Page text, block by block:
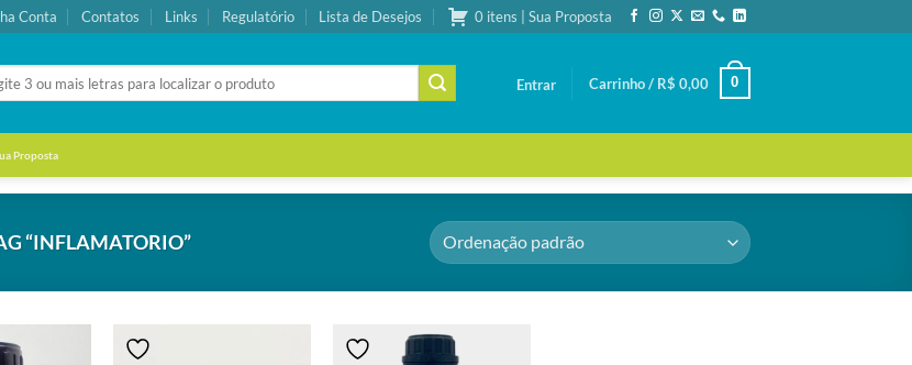
Conta Contatos Links Regulatório Lista de Desejos 0 itens | Sua Proposta
Entrar Carrinho / R$ 0,00 0
Proposta
“INFLAMATORIO”